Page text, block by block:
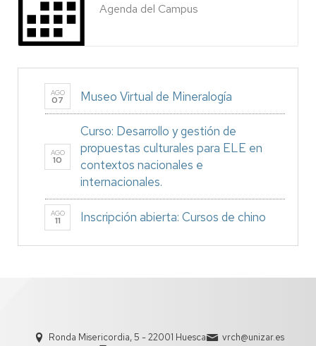
Agenda del Campus
AGO
07 Museo Virtual de Mineralogía
AGO
10
Curso: Desarrollo y gestión de
propuestas culturales para ELE en
contextos nacionales e
internacionales.
AGO
11 Inscripción abierta: Cursos de chino
Ronda Misericordia, 5 - 22001 Huesca
vrch@unizar.es